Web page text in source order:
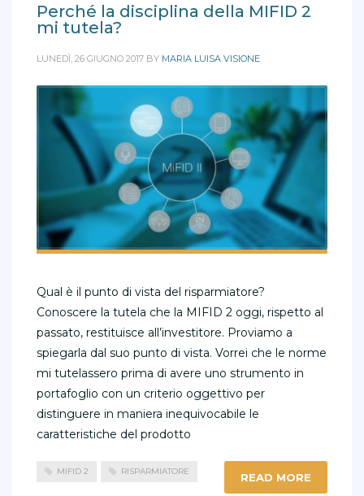
Perché la disciplina della MIFID 2
mi tutela?
LUNEDÌ, 26 GIUGNO 2017 BY MARIA LUISA VISIONE
Qual è il punto di vista del risparmiatore?
Conoscere la tutela che la MIFID 2 oggi, rispetto al
passato, restituisce all’investitore. Proviamo a
spiegarla dal suo punto di vista. Vorrei che le norme
mi tutelassero prima di avere uno strumento in
portafoglio con un criterio oggettivo per
distinguere in maniera inequivocabile le
caratteristiche del prodotto
MIFID 2 RISPARMIATORE READ MORE